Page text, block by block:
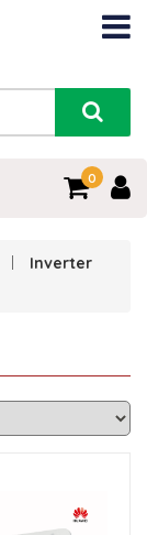
0
Inverter